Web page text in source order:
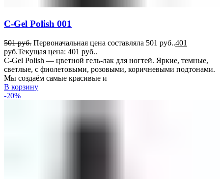
C-Gel Polish 001
501руб. Первоначальная цена составляла 501 руб..401
руб.Текущая цена: 401 руб..
C-Gel Polish — цветной гель-лак для ногтей. Яркие, темные,
светлые, с фиолетовыми, розовыми, коричневыми подтонами.
Мы создаём самые красивые и
В корзину
-20%